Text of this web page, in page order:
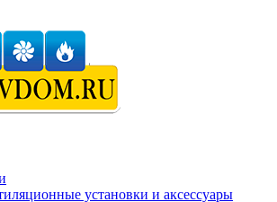
установки и аксессуары